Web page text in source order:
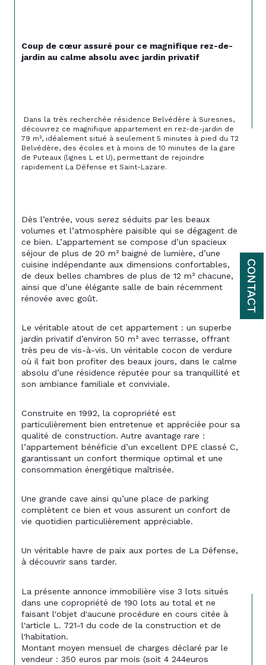
CONTACT
Coup de cœur assuré pour ce magnifique rez-de-
jardin au calme absolu avec jardin privatif
Dans la très recherchée résidence Belvédère à Suresnes,
découvrez ce magnifique appartement en rez-de-jardin de
79 m², idéalement situé à seulement 5 minutes à pied du T2
Belvédère, des écoles et à moins de 10 minutes de la gare
de Puteaux (lignes L et U), permettant de rejoindre
rapidement La Défense et Saint-Lazare.
Dès l’entrée, vous serez séduits par les beaux
volumes et l’atmosphère paisible qui se dégagent de
ce bien. L’appartement se compose d’un spacieux
séjour de plus de 20 m² baigné de lumière, d’une
cuisine indépendante aux dimensions confortables,
de deux belles chambres de plus de 12 m² chacune,
ainsi que d’une élégante salle de bain récemment
rénovée avec goût.
Le véritable atout de cet appartement : un superbe
jardin privatif d’environ 50 m² avec terrasse, offrant
très peu de vis-à-vis. Un véritable cocon de verdure
où il fait bon profiter des beaux jours, dans le calme
absolu d’une résidence réputée pour sa tranquillité et
son ambiance familiale et conviviale.
Construite en 1992, la copropriété est
particulièrement bien entretenue et appréciée pour sa
qualité de construction. Autre avantage rare :
l’appartement bénéficie d’un excellent DPE classé C,
garantissant un confort thermique optimal et une
consommation énergétique maîtrisée.
Une grande cave ainsi qu’une place de parking
complètent ce bien et vous assurent un confort de
vie quotidien particulièrement appréciable.
Un véritable havre de paix aux portes de La Défense,
à découvrir sans tarder.
La présente annonce immobilière vise 3 lots situés
dans une copropriété de 190 lots au total et ne
faisant l'objet d'aucune procédure en cours citée à
l'article L. 721-1 du code de la construction et de
l'habitation.
Montant moyen mensuel de charges déclaré par le
vendeur : 350 euros par mois (soit 4 244euros